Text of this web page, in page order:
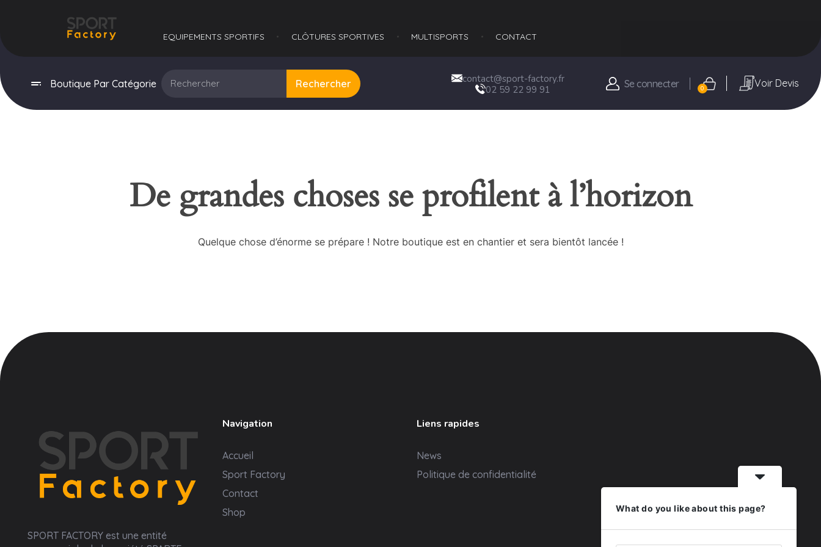
EQUIPEMENTS SPORTIFS​ CLÔTURES SPORTIVES MULTISPORTS​ CONTACT
Boutique Par Catégorie Rechercher
contact@sport-factory.fr
02 59 22 99 91
Se connecter 0 Voir Devis
De grandes choses se profilent à l’horizon
Quelque chose d’énorme se prépare ! Notre boutique est en chantier et sera bientôt lancée !
SPORT FACTORY est une entité
Navigation
Accueil
Sport Factory
Contact
Shop
Liens rapides
News
Politique de confidentialité
What do you like about this page?